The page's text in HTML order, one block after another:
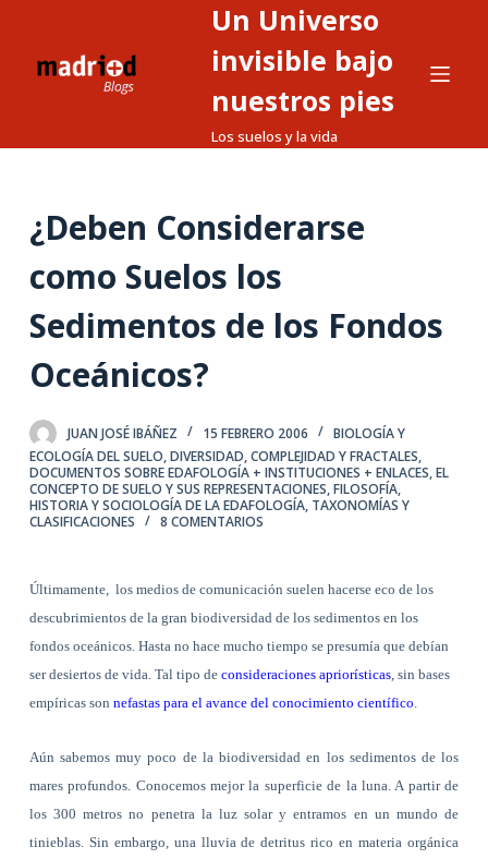
o
d
o
Un Universo
invisible bajo
nuestros pies
Los suelos y la vida
¿Deben Considerarse
como Suelos los
Sedimentos de los Fondos
Oceánicos?
JUAN JOSÉ IBÁÑEZ 15 FEBRERO 2006
BIOLOGÍA Y
ECOLOGÍA DEL SUELO,DIVERSIDAD, COMPLEJIDAD Y FRACTALES,
DOCUMENTOS SOBRE EDAFOLOGÍA + INSTITUCIONES + ENLACES,EL
CONCEPTO DE SUELO Y SUS REPRESENTACIONES,FILOSOFÍA,
HISTORIA Y SOCIOLOGÍA DE LA EDAFOLOGÍA, TAXONOMÍAS Y
CLASIFICACIONES
8 COMENTARIOS
Últimamente, los medios de comunicación suelen hacerse eco de los
descubrimientos de la gran biodiversidad de los sedimentos en los
fondos oceánicos. Hasta no hace mucho tiempo se presumía que debían
ser desiertos de vida. Tal tipo de consideraciones apriorísticas, sin bases
empíricas son nefastas para el avance del conocimiento científico
Aún sabemos muy poco de la biodiversidad en los sedimentos de los
mares profundos. Conocemos mejor la superficie de la luna. A partir de
los 300 metros no penetra la luz solar y entramos en un mundo de
tinieblas. Sin embargo, una lluvia de detritus rico en materia orgánica